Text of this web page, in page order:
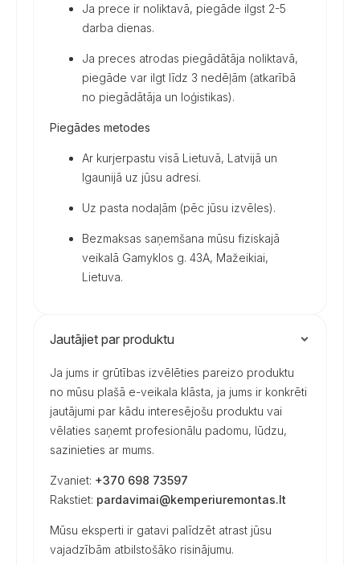
Ja prece ir noliktavā, piegāde ilgst 2-5
darba dienas.
Ja preces atrodas piegādātāja noliktavā,
piegāde var ilgt līdz 3 nedēļām (atkarībā
no piegādātāja un loģistikas).
Piegādes metodes
Ar kurjerpastu visā Lietuvā, Latvijā un
Igaunijā uz jūsu adresi.
Uz pasta nodaļām (pēc jūsu izvēles).
Bezmaksas saņemšana mūsu fiziskajā
veikalā Gamyklos g. 43A, Mažeikiai,
Lietuva.
Jautājiet par produktu
Ja jums ir grūtības izvēlēties pareizo produktu
no mūsu plašā e-veikala klāsta, ja jums ir konkrēti
jautājumi par kādu interesējošu produktu vai
vēlaties saņemt profesionālu padomu, lūdzu,
sazinieties ar mums.
Zvaniet: +370 698 73597
Rakstiet: pardavimai@kemperiuremontas.lt
Mūsu eksperti ir gatavi palīdzēt atrast jūsu
vajadzībām atbilstošāko risinājumu.